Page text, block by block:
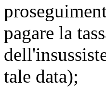
pagare la
tale data);